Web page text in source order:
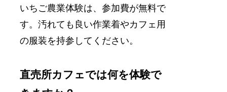
いちご農業体験は、参加費が無料で
す。汚れても良い作業着やカフェ用
の服装を持参してください。
直売所カフェでは何を体験で